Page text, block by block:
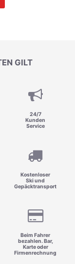
GILT
24/7
Kunden
Service
Kostenloser
Ski und
Gepäcktransport
Beim Fahrer
bezahlen. Bar,
Karte oder
Firmenrechnung